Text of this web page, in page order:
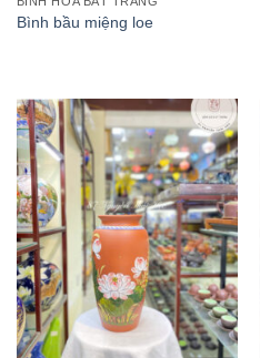
Bình bầu miệng loe